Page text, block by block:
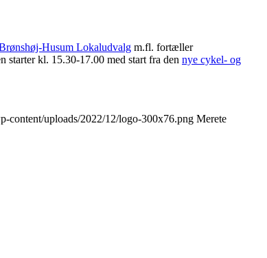
Husum Lokaludvalg m.fl. fortæller
starterkl. 15.30-17.00 med start fra den nye cykel- og
content/uploads/2022/12/logo-300x76.png Merete